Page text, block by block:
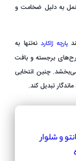
به دلیل ضخامت و
پارچه ژاکاردنه‌تنها به
برجسته و بافت
چنین انتخابی
تبدیل کند.
و شلوار